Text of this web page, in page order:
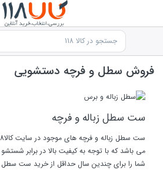
فروش سطل و فرچه دستشویی
ست سطل زباله و فرچه
می باشد که با توجه بهکیفیت بالا در برابر
شما را برای چندین سال حداقل از خرید ست سطل